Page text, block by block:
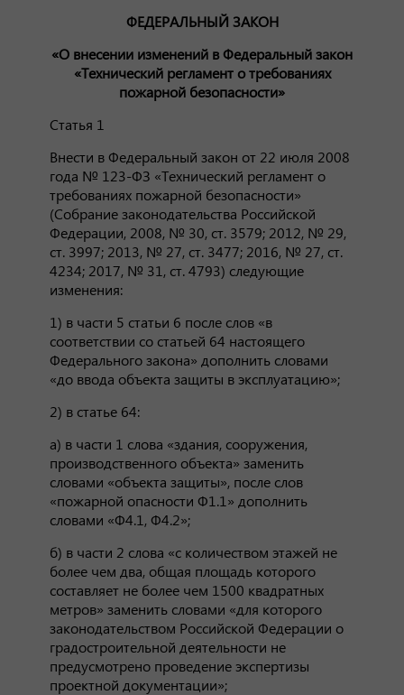
ФЕДЕРАЛЬНЫЙ ЗАКОН
«О внесении изменений в Федеральный закон
«Технический регламент о требованиях
пожарной безопасности»
Статья 1
Внести в Федеральный закон от 22 июля 2008
года № 123-ФЗ «Технический регламент о
требованиях пожарной безопасности»
(Собрание законодательства Российской
Федерации, 2008, № 30, ст. 3579; 2012, № 29,
ст. 3997; 2013, № 27, ст. 3477; 2016, № 27, ст.
4234; 2017, № 31, ст. 4793) следующие
изменения:
1) в части 5 статьи 6 после слов «в
соответствии со статьей 64 настоящего
Федерального закона» дополнить словами
«до ввода объекта защиты в эксплуатацию»;
2) в статье 64:
а) в части 1 слова «здания, сооружения,
производственного объекта» заменить
словами «объекта защиты», после слов
«пожарной опасности Ф1.1» дополнить
словами «Ф4.1, Ф4.2»;
б) в части 2 слова «с количеством этажей не
более чем два, общая площадь которого
составляет не более чем 1500 квадратных
метров» заменить словами «для которого
законодательством Российской Федерации о
градостроительной деятельности не
предусмотрено проведение экспертизы
проектной документации»;